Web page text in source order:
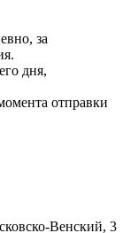
за
дня,
отправки
Венский, 3